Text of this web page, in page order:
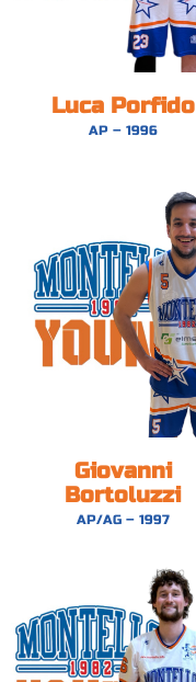
Luca Porfido
AP – 1996
Giovanni
Bortoluzzi
AP/AG – 1997